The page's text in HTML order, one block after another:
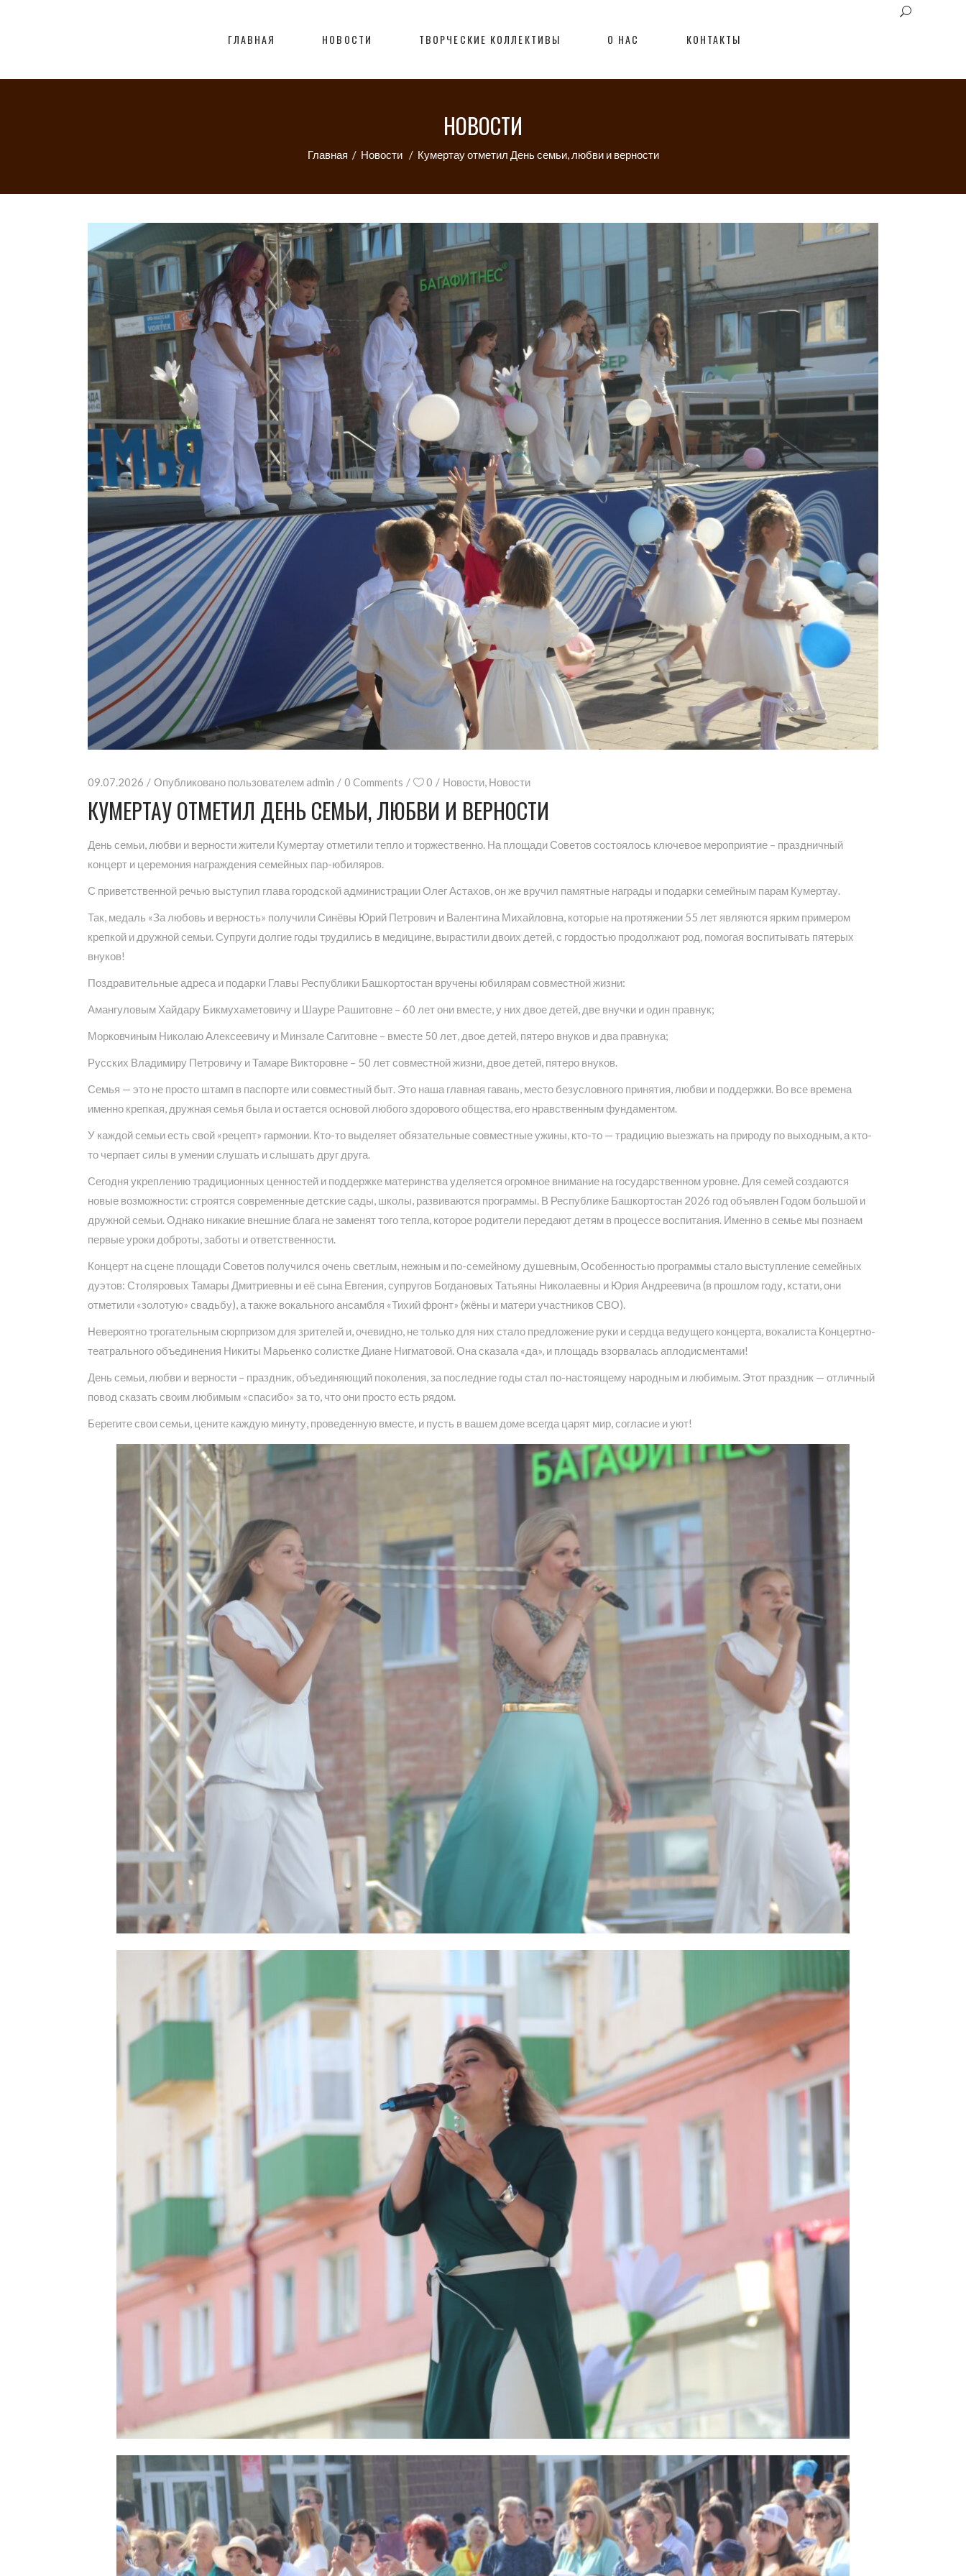
ГЛАВНАЯ НОВОСТИ ТВОРЧЕСКИЕ КОЛЛЕКТИВЫ О НАС КОНТАКТЫ
НОВОСТИ
Главная / Новости / Кумертау отметил День семьи, любви и верности
09.07.2026 Опубликовано пользователемadmin 0 Comments 0 Новости, Новости
КУМЕРТАУ ОТМЕТИЛ ДЕНЬ СЕМЬИ, ЛЮБВИ И ВЕРНОСТИ
День семьи, любви и верности жители Кумертау отметили тепло и торжественно. На площади Советов состоялось ключевое мероприятие – праздничный
концерт и церемония награждения семейных пар-юбиляров.
С приветственной речью выступил глава городской администрации Олег Астахов, он же вручил памятные награды и подарки семейным парам Кумертау.
Так, медаль «За любовь и верность» получили Синёвы Юрий Петрович и Валентина Михайловна, которые на протяжении 55 лет являются ярким примером
крепкой и дружной семьи. Супруги долгие годы трудились в медицине, вырастили двоих детей, с гордостью продолжают род, помогая воспитывать пятерых
внуков!
Поздравительные адреса и подарки Главы Республики Башкортостан вручены юбилярам совместной жизни:
Амангуловым Хайдару Бикмухаметовичу и Шауре Рашитовне – 60 лет они вместе, у них двое детей, две внучки и один правнук;
Морковчиным Николаю Алексеевичу и Минзале Сагитовне – вместе 50 лет, двое детей, пятеро внуков и два правнука;
Русских Владимиру Петровичу и Тамаре Викторовне – 50 лет совместной жизни, двое детей, пятеро внуков.
Семья — это не просто штамп в паспорте или совместный быт. Это наша главная гавань, место безусловного принятия, любви и поддержки. Во все времена
именно крепкая, дружная семья была и остается основой любого здорового общества, его нравственным фундаментом.
У каждой семьи есть свой «рецепт» гармонии. Кто-то выделяет обязательные совместные ужины, кто-то — традицию выезжать на природу по выходным, а кто-
то черпает силы в умении слушать и слышать друг друга.
Сегодня укреплению традиционных ценностей и поддержке материнства уделяется огромное внимание на государственном уровне. Для семей создаются
новые возможности: строятся современные детские сады, школы, развиваются программы. В Республике Башкортостан 2026 год объявлен Годом большой и
дружной семьи. Однако никакие внешние блага не заменят того тепла, которое родители передают детям в процессе воспитания. Именно в семье мы познаем
первые уроки доброты, заботы и ответственности.
Концерт на сцене площади Советов получился очень светлым, нежным и по-семейному душевным, Особенностью программы стало выступление семейных
дуэтов: Столяровых Тамары Дмитриевны и её сына Евгения, супругов Богдановых Татьяны Николаевны и Юрия Андреевича (в прошлом году, кстати, они
отметили «золотую» свадьбу), а также вокального ансамбля «Тихий фронт» (жёны и матери участников СВО).
Невероятно трогательным сюрпризом для зрителей и, очевидно, не только для них стало предложение руки и сердца ведущего концерта, вокалиста Концертно-
театрального объединения Никиты Марьенко солистке Диане Нигматовой. Она сказала «да», и площадь взорвалась аплодисментами!
День семьи, любви и верности – праздник, объединяющий поколения, за последние годы стал по-настоящему народным и любимым. Этот праздник — отличный
повод сказать своим любимым «спасибо» за то, что они просто есть рядом.
Берегите свои семьи, цените каждую минуту, проведенную вместе, и пусть в вашем доме всегда царят мир, согласие и уют!